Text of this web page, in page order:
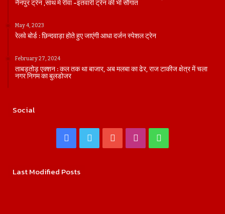
नैनपुर ट्रेन ,साथ मे रीवा -इतवारी ट्रेन की भी सौगात
May 4, 2023
रेलवे बोर्ड : छिन्दवाड़ा होते हुए जाएंगी आधा दर्जन स्पेशल ट्रेन
February 27, 2024
ताबड़तोड़ एक्शन : कल तक था बाजार, अब मलबा का ढेर, राज टाकीज क्षेत्र में चला
नगर निगम का बुलडोजर
Social
Facebook
Twitter YouTubeInstagram
Last Modified Posts